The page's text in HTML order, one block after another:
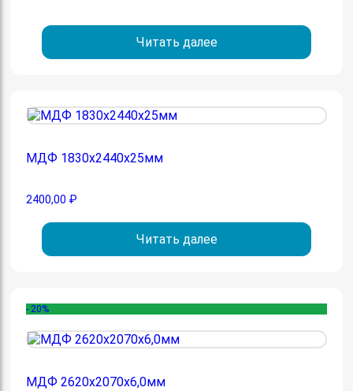
Читать далее
МДФ 1830х2440х25мм
2400,00 ₽
Читать далее
- 20%
МДФ 2620х2070х6,0мм